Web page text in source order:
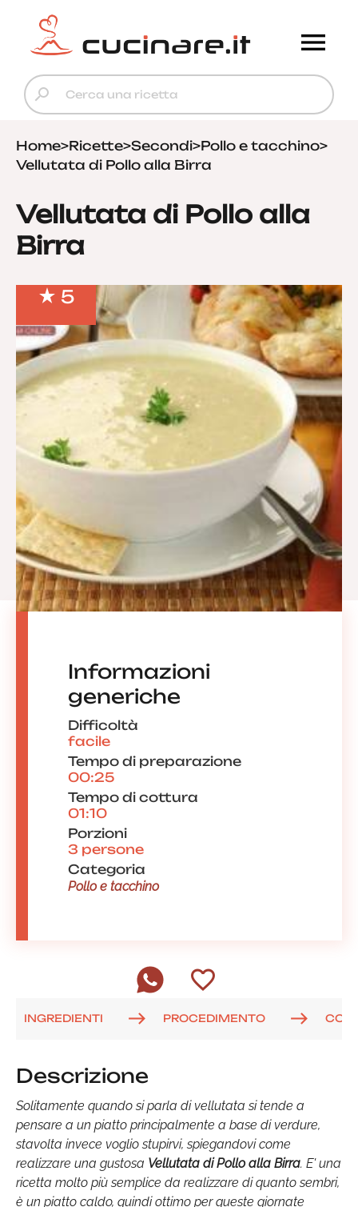
Home>Ricette>Secondi>Pollo e tacchino>
Vellutata di Pollo alla Birra
Vellutata di Pollo alla
Birra
5
Informazioni
generiche
Difficoltà
facile
Tempo di preparazione
00:25
Tempo di cottura
01:10
Porzioni
3 persone
Categoria
Pollo e tacchino
INGREDIENTI PROCEDIMENTO
Descrizione
Solitamente quando si parla di vellutata si tende a
pensare a un piatto principalmente a base di verdure,
stavolta invece voglio stupirvi, spiegandovi come
realizzare una gustosa Vellutata di Pollo alla Birra. E' una
ricetta molto più semplice da realizzare di quanto sembri,
è un piatto caldo, quindi ottimo per queste giornate